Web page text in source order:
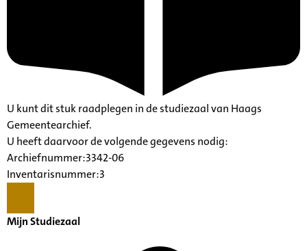
U kunt dit stuk raadplegen in de studiezaal van Haags
Gemeentearchief.
U heeft daarvoor de volgende gegevens nodig:
Archiefnummer:3342-06
Inventarisnummer:3
Mijn Studiezaal